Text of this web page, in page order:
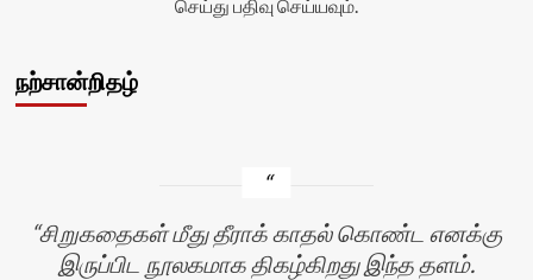
செய்து பதிவு செய்யவும்.
நற்சான்றிதழ்
சிறுகதைகள் மீது தீராக் காதல் கொண்ட எனக்கு
இருப்பிட நூலகமாக திகழ்கிறது இந்த தளம்.